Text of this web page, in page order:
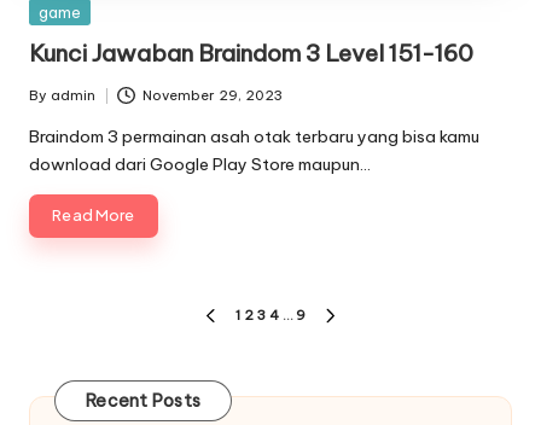
Posted
game
Kunci Jawaban Braindom 3 Level 151-160
Posted
by
By admin November 29, 2023
Braindom 3 permainan asah otak terbaru yang bisa kamu
download dari Google Play Store maupun…
Read More
PREVIOUS
1 2 3 4 … 9
Recent Posts